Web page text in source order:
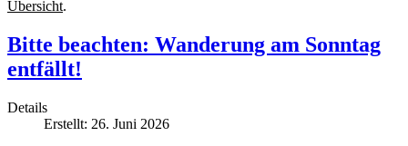
Übersicht.
Bitte beachten: Wanderung am Sonntag
entfällt!
Details
Erstellt: 26. Juni 2026